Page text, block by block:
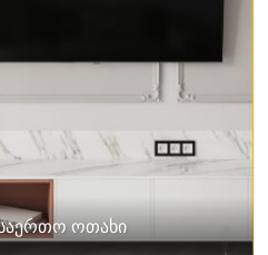
ოთახი